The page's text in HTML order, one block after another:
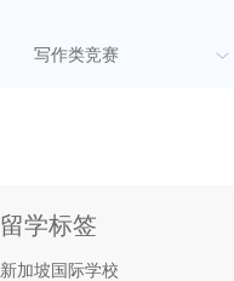
写作类竞赛
留学标签
新加坡国际学校